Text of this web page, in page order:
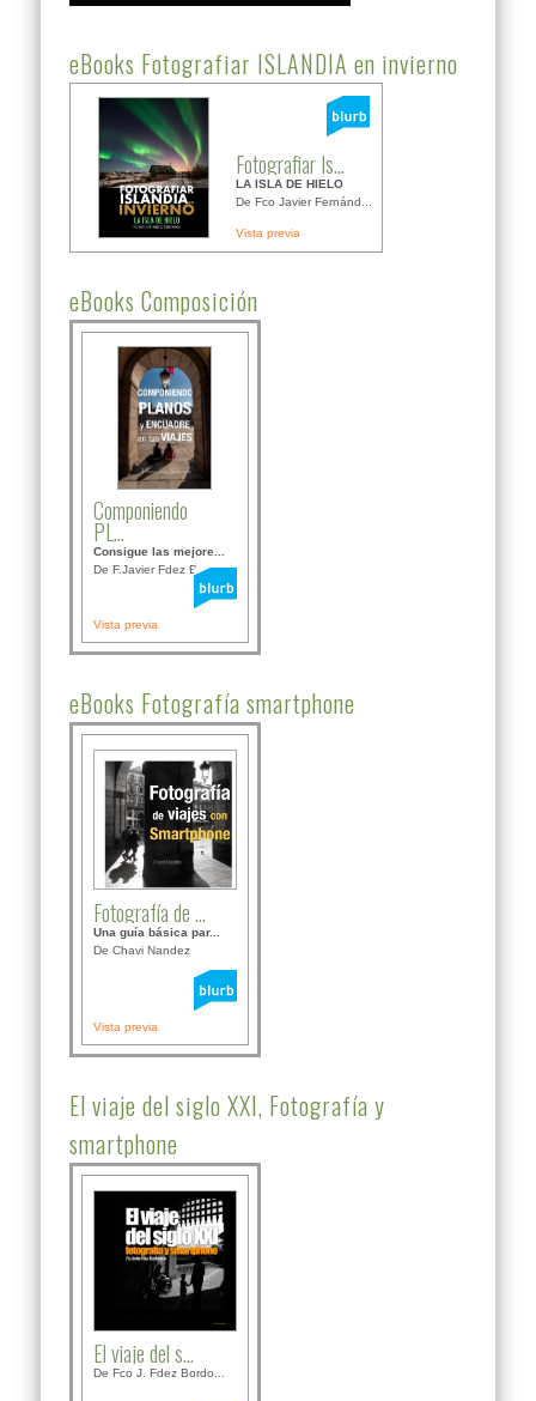
eBooks Fotografiar ISLANDIA en invierno
Fotografiar Is...
LA ISLA DE HIELO
De Fco Javier Fernánd...
Vista previa
eBooks Composición
Componiendo
PL...
Consigue las mejore...
De F.Javier Fdez Bor...
Vista previa
eBooks Fotografía smartphone
Fotografía de ...
Una guía básica par...
De Chavi Nandez
Vista previa
El viaje del siglo XXI, Fotografía y
smartphone
El viaje del s...
De Fco J. Fdez Bordo...